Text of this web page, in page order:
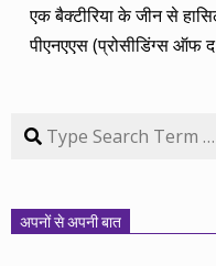
एक बैक्टीरिया के जीन से
पीएनएएस (प्रोसीडिंग्स
Search
अपनों से अपनी बात